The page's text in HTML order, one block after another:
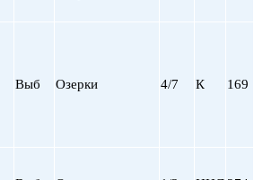
Выб Озерки 4/7 К 169